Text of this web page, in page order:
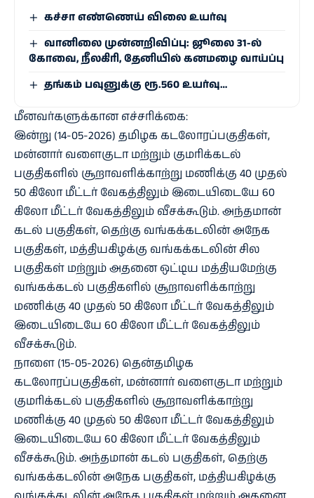
கச்சா எண்ணெய் விலை உயர்வு
வானிலை முன்னறிவிப்பு: ஜூலை 31-ல்
கோவை, நீலகிரி, தேனியில் கனமழை வாய்ப்பு
தங்கம் பவுனுக்கு ரூ.560 உயர்வு…
மீனவர்களுக்கான எச்சரிக்கை:
இன்று (14-05-2026) தமிழக கடலோரப்பகுதிகள்,
மன்னார் வளைகுடா மற்றும் குமரிக்கடல்
பகுதிகளில் சூறாவளிக்காற்று மணிக்கு 40 முதல்
50 கிலோ மீட்டர் வேகத்திலும் இடையிடையே 60
கிலோ மீட்டர் வேகத்திலும் வீசக்கூடும். அந்தமான்
கடல் பகுதிகள், தெற்கு வங்கக்கடலின் அநேக
பகுதிகள், மத்தியகிழக்கு வங்கக்கடலின் சில
பகுதிகள் மற்றும் அதனை ஒட்டிய மத்தியமேற்கு
வங்கக்கடல் பகுதிகளில் சூறாவளிக்காற்று
மணிக்கு 40 முதல் 50 கிலோ மீட்டர் வேகத்திலும்
இடையிடையே 60 கிலோ மீட்டர் வேகத்திலும்
வீசக்கூடும்.
நாளை (15-05-2026) தென்தமிழக
கடலோரப்பகுதிகள், மன்னார் வளைகுடா மற்றும்
குமரிக்கடல் பகுதிகளில் சூறாவளிக்காற்று
மணிக்கு 40 முதல் 50 கிலோ மீட்டர் வேகத்திலும்
இடையிடையே 60 கிலோ மீட்டர் வேகத்திலும்
வீசக்கூடும். அந்தமான் கடல் பகுதிகள், தெற்கு
வங்கக்கடலின் அநேக பகுதிகள், மத்தியகிழக்கு